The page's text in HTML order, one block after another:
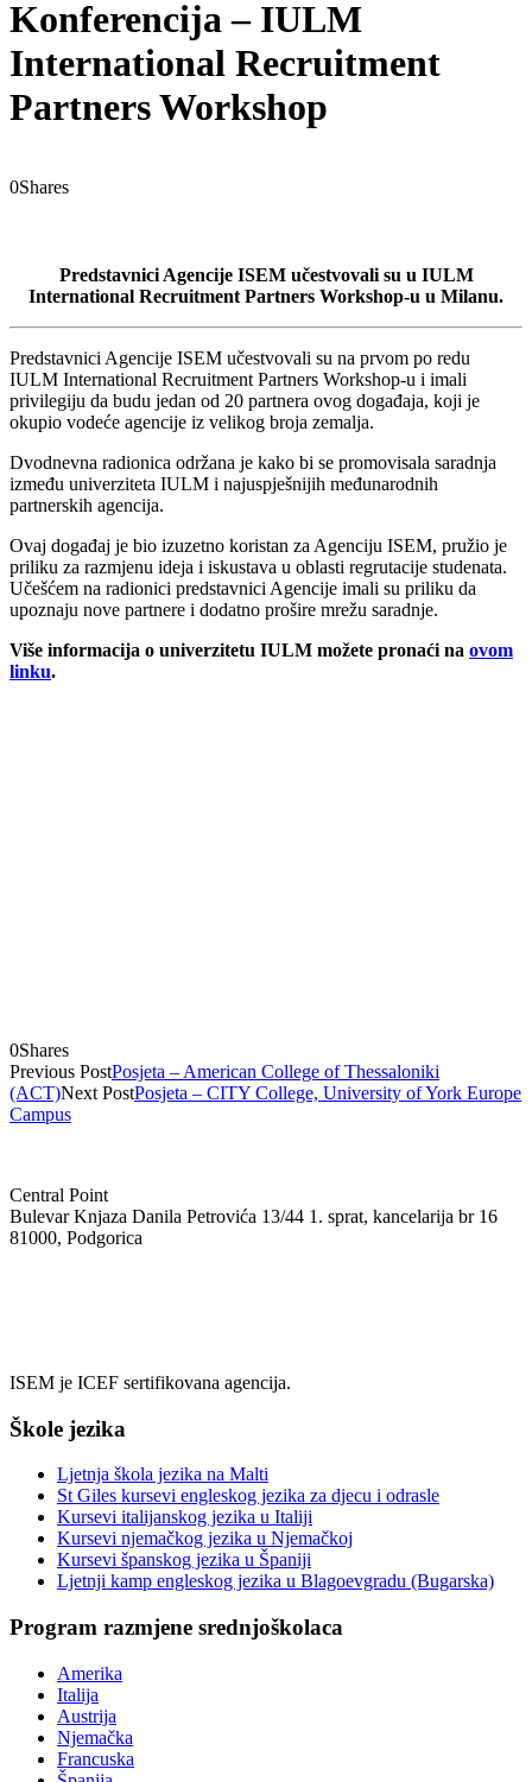
Konferencija – IULM
International Recruitment
Partners Workshop
0Shares
Predstavnici Agencije ISEM učestvovali su u IULM
International Recruitment Partners Workshop-u u Milanu.
Predstavnici Agencije ISEM učestvovali su na prvom po redu
IULM International Recruitment Partners Workshop-u i imali
privilegiju da budu jedan od 20 partnera ovog događaja, koji je
okupio vodeće agencije iz velikog broja zemalja.
Dvodnevna radionica održana je kako bi se promovisala saradnja
između univerziteta IULM i najuspješnijih međunarodnih
partnerskih agencija.
Ovaj događaj je bio izuzetno koristan za Agenciju ISEM, pružio je
priliku za razmjenu ideja i iskustava u oblasti regrutacije studenata.
Učešćem na radionici predstavnici Agencije imali su priliku da
upoznaju nove partnere i dodatno prošire mrežu saradnje.
Više informacija o univerzitetu IULM možete pronaći na ovom
linku.
0Shares
Previous PostPosjeta – American College of Thessaloniki
(ACT)Next PostPosjeta – CITY College, University of York Europe
Campus
Central Point
Bulevar Knjaza Danila Petrovića 13/44 1. sprat, kancelarija br 16
81000, Podgorica
ISEM je ICEF sertifikovana agencija.
Škole jezika
Ljetnja škola jezika na Malti
St Giles kursevi engleskog jezika za djecu i odrasle
Kursevi italijanskog jezika u Italiji
Kursevi njemačkog jezika u Njemačkoj
Kursevi španskog jezika u Španiji
Ljetnji kamp engleskog jezika u Blagoevgradu (Bugarska)
Program razmjene srednjoškolaca
Amerika
Italija
Austrija
Njemačka
Francuska